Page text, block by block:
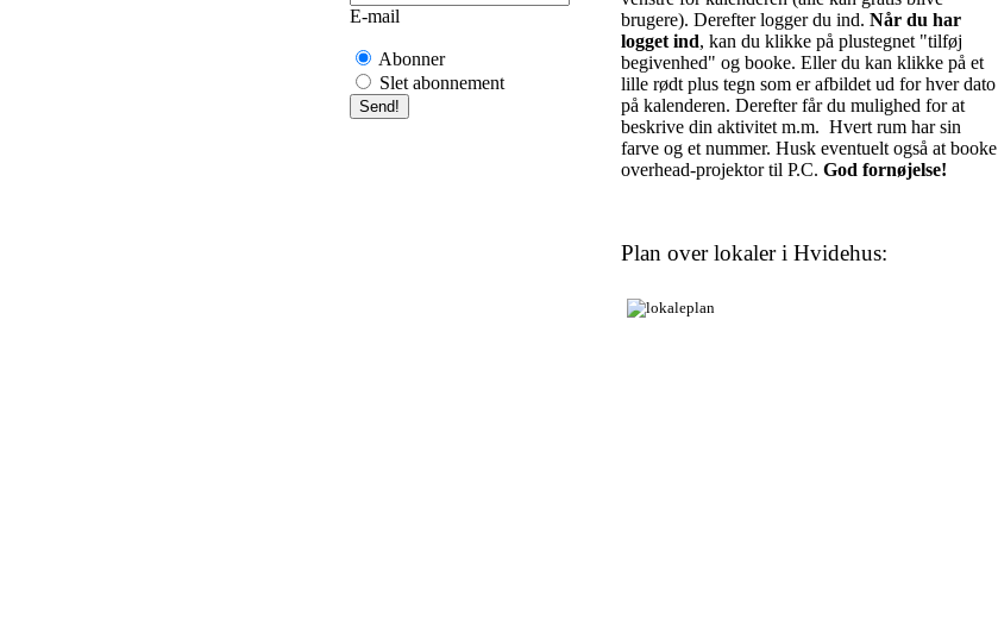
E-mail
Abonner
Slet abonnement
brugere). Derefter logger du ind. Når du har
logget ind, kan du klikke på plustegnet "tilføj
begivenhed" og booke. Eller du kan klikke på et
lille rødt plus tegn som er afbildet ud for hver dato
på kalenderen. Derefter får du mulighed for at
beskrive din aktivitet m.m. Hvert rum har sin
farve og et nummer. Husk eventuelt også at booke
overhead-projektor til P.C. God fornøjelse!
Plan over lokaler i Hvidehus: